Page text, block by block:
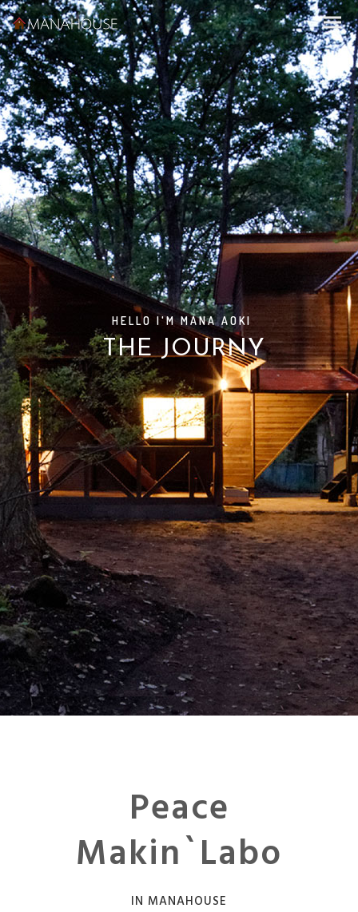
HELLO I'M MANA AOKI
R
N
Y
M
A
K
E P
E
A
C
E
Peace
Makin`Labo
IN MANAHOUSE